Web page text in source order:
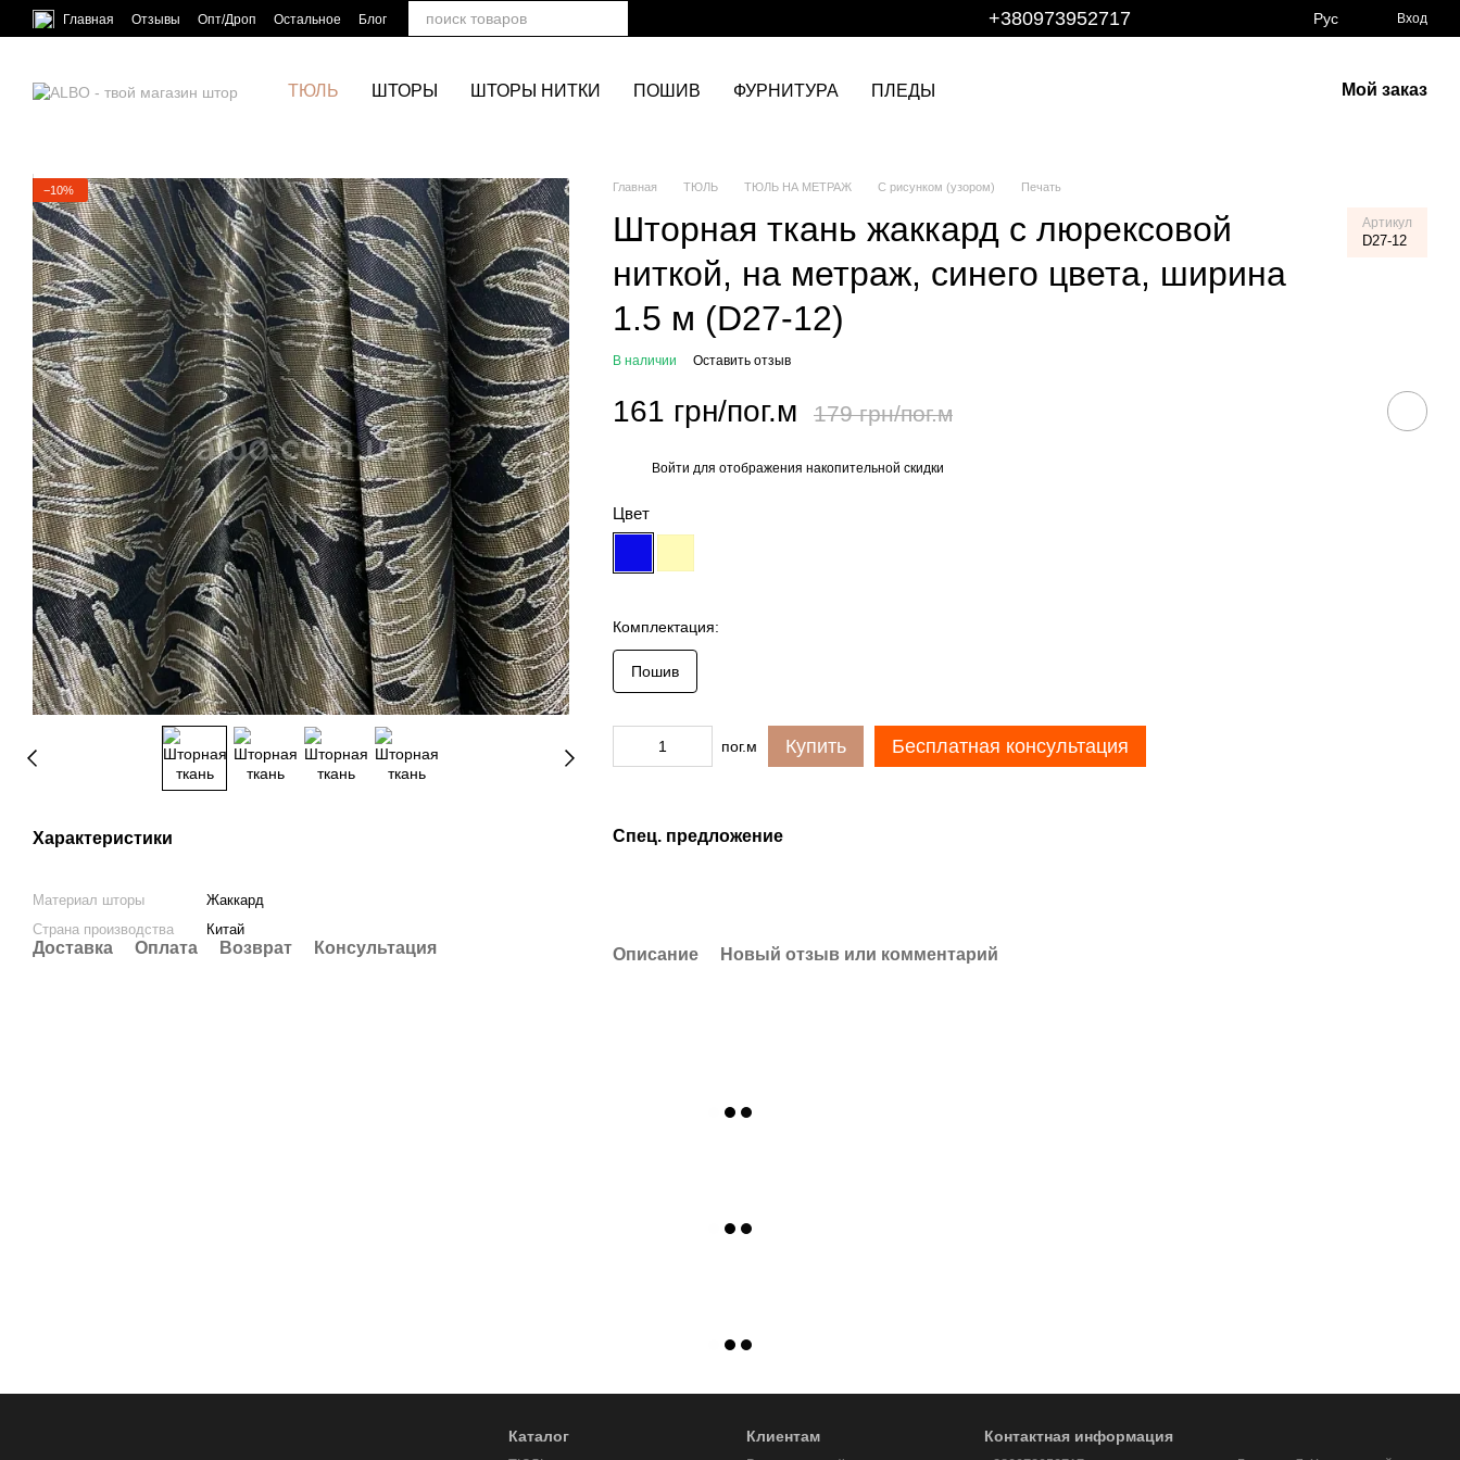
Перейти к основному контенту
Главная Отзывы Опт/Дроп Остальное Блог +380973952717 Рус Вход
ТЮЛЬ ШТОРЫ ШТОРЫ НИТКИ ПОШИВ ФУРНИТУРА ПЛЕДЫ Мой заказ
−10%
Характеристики
Материал шторы
Жаккард
Страна производства
Китай
Доставка Оплата Возврат Консультация
Главная ТЮЛЬ ТЮЛЬ НА МЕТРАЖ С рисунком (узором) Печать
Шторная ткань жаккард с люрексовой
ниткой, на метраж, синего цвета, ширина
1.5 м (D27-12)
Артикул
D27-12
В наличии Оставить отзыв
161 грн/пог.м 179 грн/пог.м
Войти для отображения накопительной скидки
Цвет
Комплектация:
Пошив
пог.м Купить Бесплатная консультация
Спец. предложение
Описание Новый отзыв или комментарий
Каталог Клиентам Контактная информация